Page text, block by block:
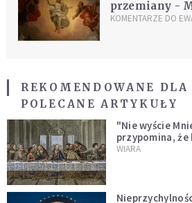
przemiany -
KOMENTARZE DO
REKOMENDOWANE
POLECANE ARTYKUŁY
"Nie wyście
przypomina, że
miejsce i swoją
WIARA